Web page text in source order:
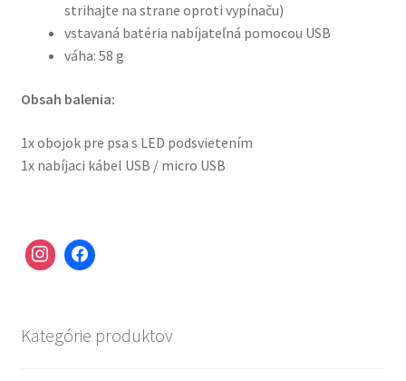
strihajte na strane oproti vypínaču)
vstavaná batéria nabíjateľná pomocou USB
váha: 58 g
Obsah balenia:
1x obojok pre psa s LED podsvietením
1x nabíjaci kábel USB / micro USB
Kategórie produktov